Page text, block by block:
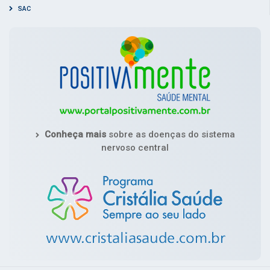
SAC
Conheça maissobre as doenças do sistema
nervoso central